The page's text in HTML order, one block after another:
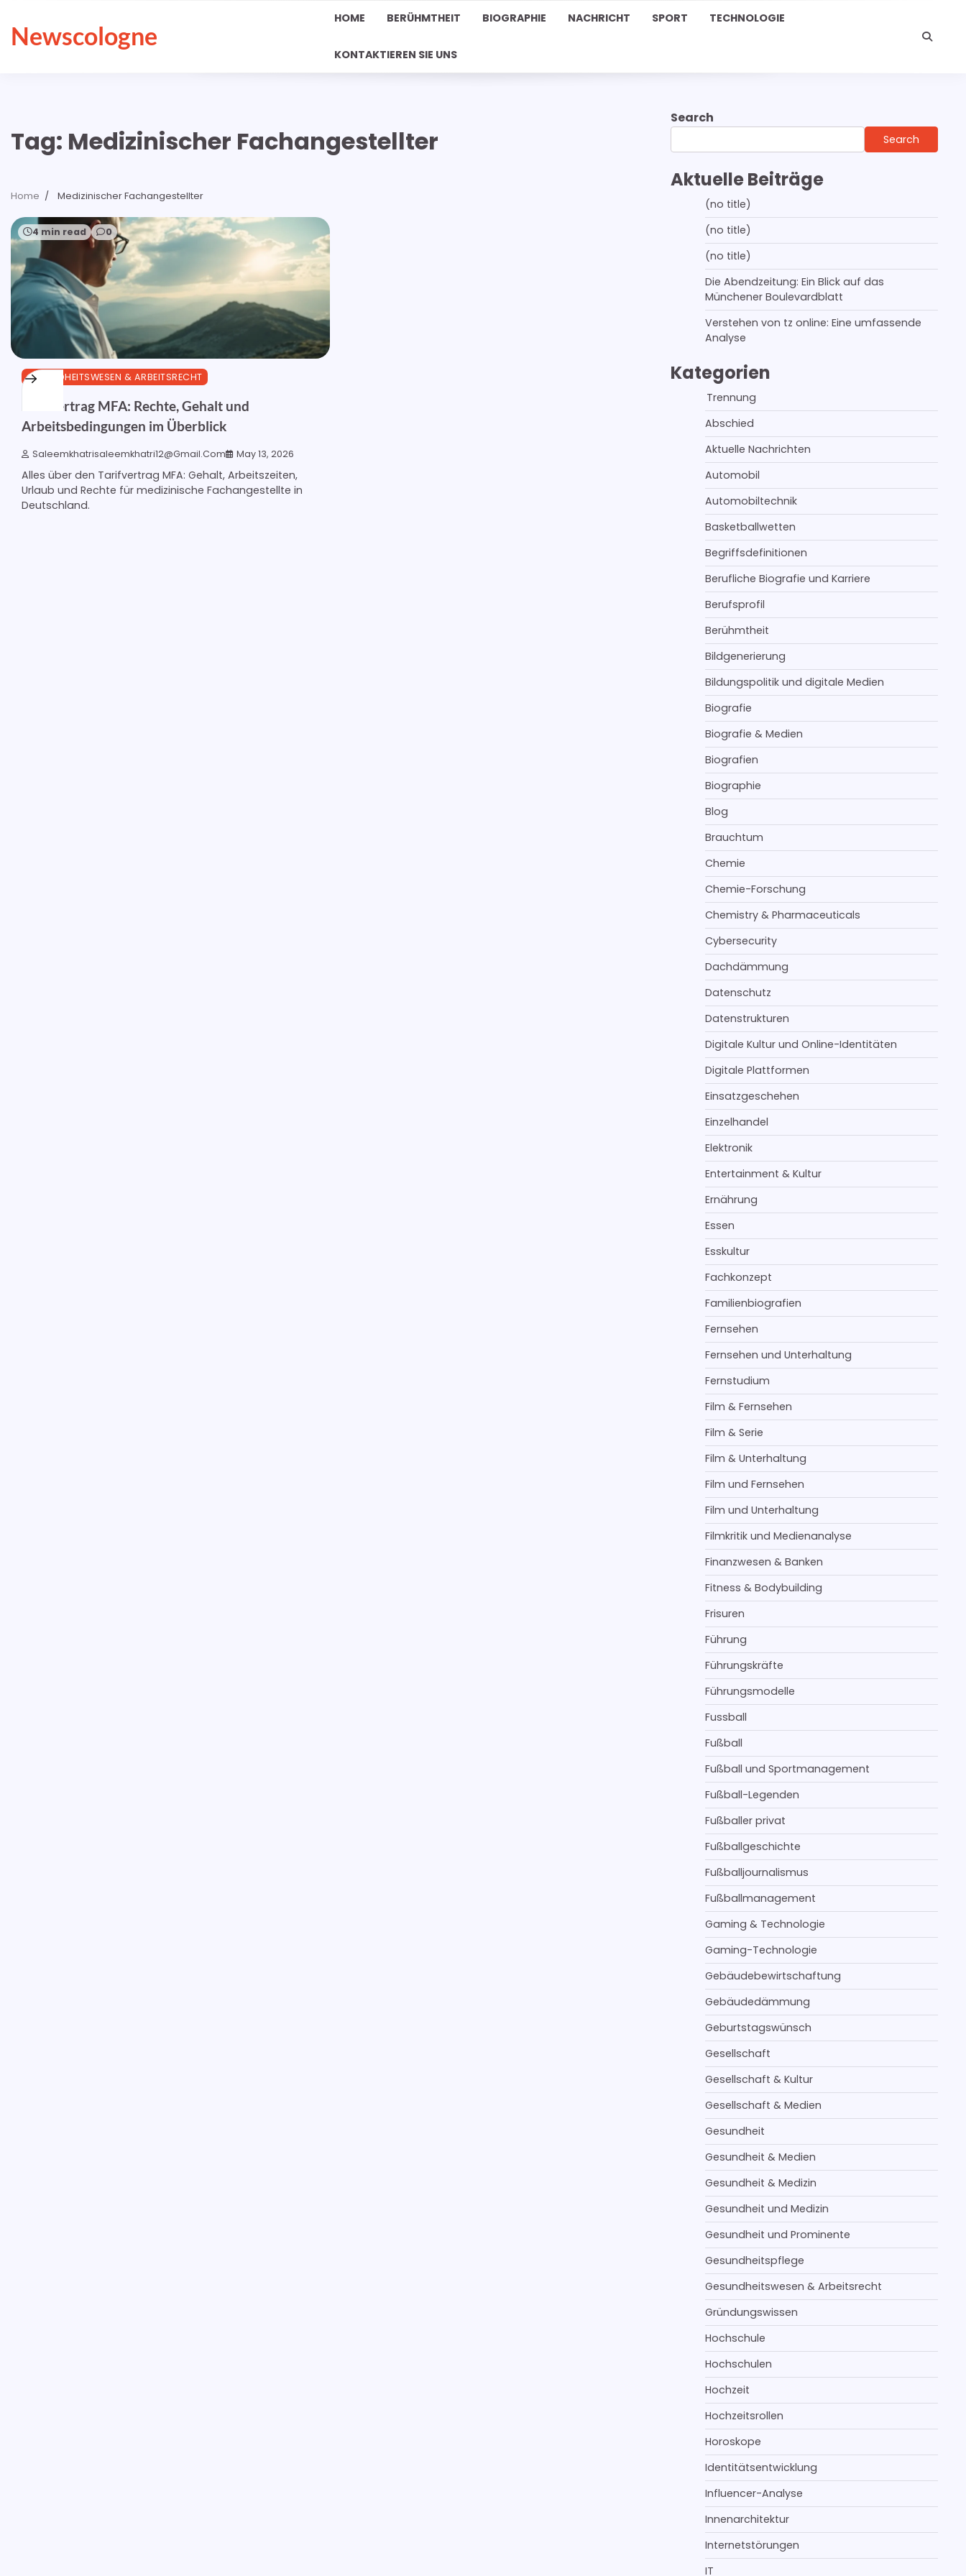
content
Newscologne
HOME BERÜHMTHEIT BIOGRAPHIE NACHRICHT SPORT TECHNOLOGIE
KONTAKTIEREN SIE UNS
Tag: Medizinischer Fachangestellter
Home Medizinischer Fachangestellter
4 min read 0
GESUNDHEITSWESEN & ARBEITSRECHT
Tarifvertrag MFA: Rechte, Gehalt und
Arbeitsbedingungen im Überblick
Saleemkhatrisaleemkhatri12@gmail.com May 13, 2026
Alles über den Tarifvertrag MFA: Gehalt, Arbeitszeiten,
Urlaub und Rechte für medizinische Fachangestellte in
Deutschland.
Search
Search
Aktuelle Beiträge
(no title)
(no title)
(no title)
Die Abendzeitung: Ein Blick auf das
Münchener Boulevardblatt
Verstehen von tz online: Eine umfassende
Analyse
Kategorien
Trennung
Abschied
Aktuelle Nachrichten
Automobil
Automobiltechnik
Basketballwetten
Begriffsdefinitionen
Berufliche Biografie und Karriere
Berufsprofil
Berühmtheit
Bildgenerierung
Bildungspolitik und digitale Medien
Biografie
Biografie & Medien
Biografien
Biographie
Blog
Brauchtum
Chemie
Chemie-Forschung
Chemistry & Pharmaceuticals
Cybersecurity
Dachdämmung
Datenschutz
Datenstrukturen
Digitale Kultur und Online-Identitäten
Digitale Plattformen
Einsatzgeschehen
Einzelhandel
Elektronik
Entertainment & Kultur
Ernährung
Essen
Esskultur
Fachkonzept
Familienbiografien
Fernsehen
Fernsehen und Unterhaltung
Fernstudium
Film & Fernsehen
Film & Serie
Film & Unterhaltung
Film und Fernsehen
Film und Unterhaltung
Filmkritik und Medienanalyse
Finanzwesen & Banken
Fitness & Bodybuilding
Frisuren
Führung
Führungskräfte
Führungsmodelle
Fussball
Fußball
Fußball und Sportmanagement
Fußball-Legenden
Fußballer privat
Fußballgeschichte
Fußballjournalismus
Fußballmanagement
Gaming & Technologie
Gaming-Technologie
Gebäudebewirtschaftung
Gebäudedämmung
Geburtstagswünsch
Gesellschaft
Gesellschaft & Kultur
Gesellschaft & Medien
Gesundheit
Gesundheit & Medien
Gesundheit & Medizin
Gesundheit und Medizin
Gesundheit und Prominente
Gesundheitspflege
Gesundheitswesen & Arbeitsrecht
Gründungswissen
Hochschule
Hochschulen
Hochzeit
Hochzeitsrollen
Horoskope
Identitätsentwicklung
Influencer-Analyse
Innenarchitektur
Internetstörungen
IT